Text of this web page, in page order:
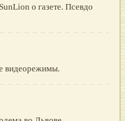
о газете. Псевдо
видеорежимы.